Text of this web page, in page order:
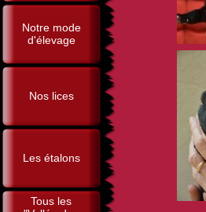
Notre mode
d'élevage
Nos lices
Les étalons
Tous les